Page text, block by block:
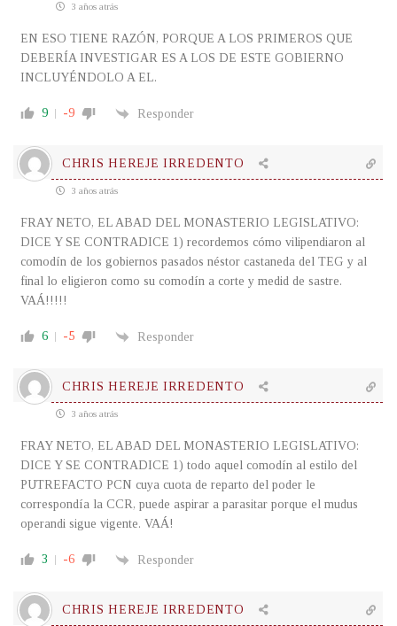
3 años atrás
EN ESO TIENE RAZÓN, PORQUE A LOS PRIMEROS QUE
DEBERÍA INVESTIGAR ES A LOS DE ESTE GOBIERNO
INCLUYÉNDOLO A EL.
9 -9 Responder
CHRIS HEREJE IRREDENTO
3 años atrás
FRAY NETO, EL ABAD DEL MONASTERIO LEGISLATIVO:
DICE Y SE CONTRADICE 1) recordemos cómo vilipendiaron al
comodín de los gobiernos pasados néstor castaneda del TEG y al
final lo eligieron como su comodín a corte y medid de sastre.
VAÁ!!!!!
6 -5 Responder
CHRIS HEREJE IRREDENTO
3 años atrás
FRAY NETO, EL ABAD DEL MONASTERIO LEGISLATIVO:
DICE Y SE CONTRADICE 1) todo aquel comodín al estilo del
PUTREFACTO PCN cuya cuota de reparto del poder le
correspondía la CCR, puede aspirar a parasitar porque el mudus
operandi sigue vigente. VAÁ!
3 -6 Responder
CHRIS HEREJE IRREDENTO